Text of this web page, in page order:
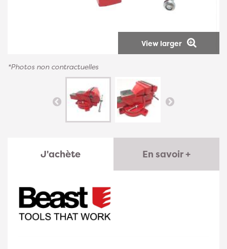
View larger
*Photos non contractuelles
J'achète En savoir +